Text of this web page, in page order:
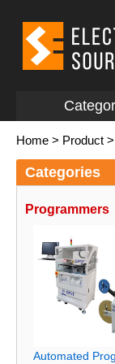
Home > Product >
Categories
Programmers
Automated